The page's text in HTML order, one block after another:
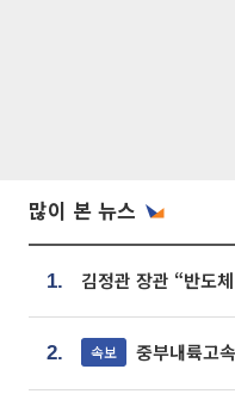
많이 본 뉴스
1.
2. 속보 중부내륙고